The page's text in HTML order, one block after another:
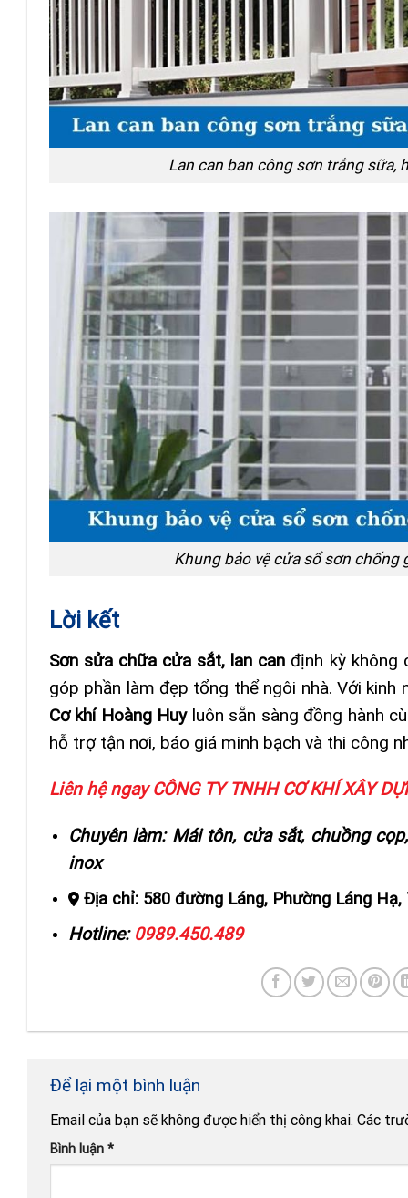
Lan can ban công sơn trắng sữa,
Khung bảo vệ cửa sổ sơn chống
Lời kết
Sơn sửa chữa cửa sắt, lan can định kỳ không
góp phần làm đẹp tổng thể ngôi nhà. Với kinh
Cơ khí Hoàng Huyluôn sẵn sàng đồng hành
hỗ trợ tận nơi, báo giá minh bạch và thi công
Liên hệ ngay CÔNG TY TNHH CƠ KHÍ XÂY
Chuyên làm: Mái tôn, cửa sắt, chuồng
inox
Địa chỉ: 580 đường Láng, Phường Láng Hạ,
Hotline: 0989.450.489
Để lại một bình luận
Email của bạn sẽ không được hiển thị công khai. Các
Bình luận *